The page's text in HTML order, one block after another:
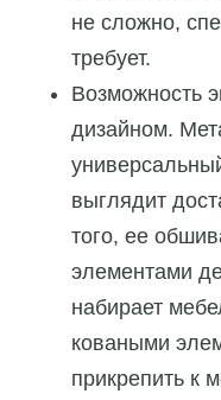
не сложно,
требует.
Возможность
дизайном.
выглядит
того, ее
элементами
набирает
коваными
прикрепить к